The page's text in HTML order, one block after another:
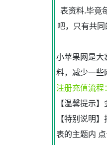
表资料.毕竟
吧，只有共
小苹果网是大
料，减少一些
注册充值流程
【温馨提示
【特别说明
表的主题内